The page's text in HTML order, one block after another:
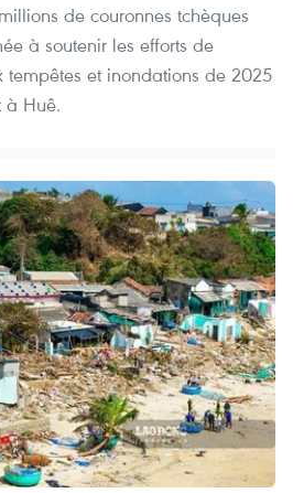
de couronnes tchèques
à soutenir les efforts de
tempêtes et inondations de 2025
Huê.